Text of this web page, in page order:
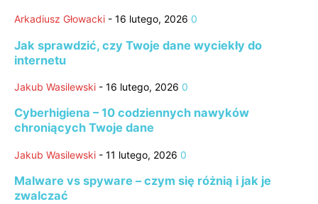
Arkadiusz Głowacki - 16 lutego, 2026 0
Jak sprawdzić, czy Twoje dane wyciekły do
internetu
Jakub Wasilewski - 16 lutego, 2026 0
Cyberhigiena – 10 codziennych nawyków
chroniących Twoje dane
Jakub Wasilewski - 11 lutego, 2026 0
Malware vs spyware – czym się różnią i jak je
zwalczać